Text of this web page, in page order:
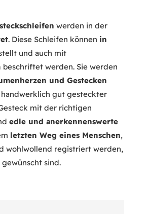
werden in der
. Diese Schleifen können in
und auch mit
beschriftet werden. Sie werden
und Gestecken
handwerklich gut gesteckter
mit der richtigen
edle und anerkennenswerte
letzten Weg eines Menschen,
wohlwollend registriert werden,
gewünscht sind.